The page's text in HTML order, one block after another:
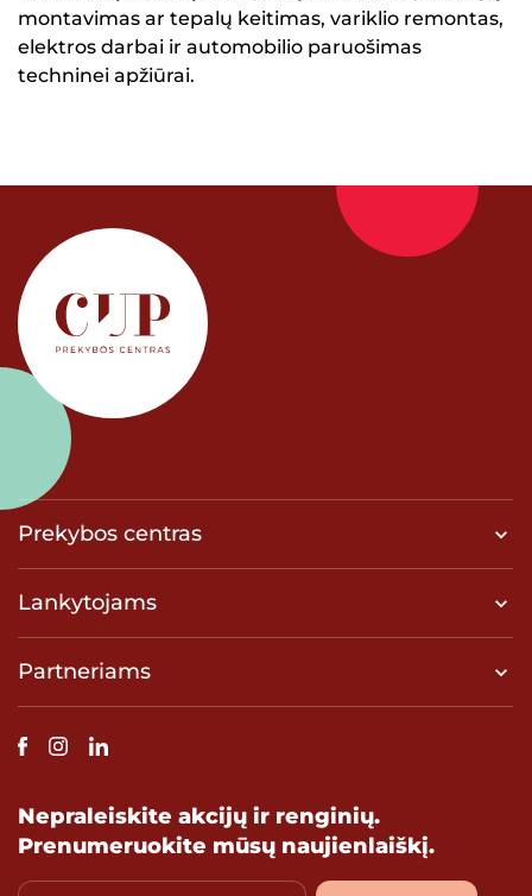
montavimas ar tepalų keitimas, variklio remontas,
elektros darbai ir automobilio paruošimas
techninei apžiūrai.
Prekybos centras
Lankytojams
Partneriams
Nepraleiskite akcijų ir renginių.
Prenumeruokite mūsų naujienlaiškį.